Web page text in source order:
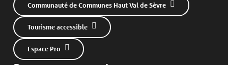
Communauté de Communes Haut Val de Sèvre
Tourisme accessible
Espace Pro